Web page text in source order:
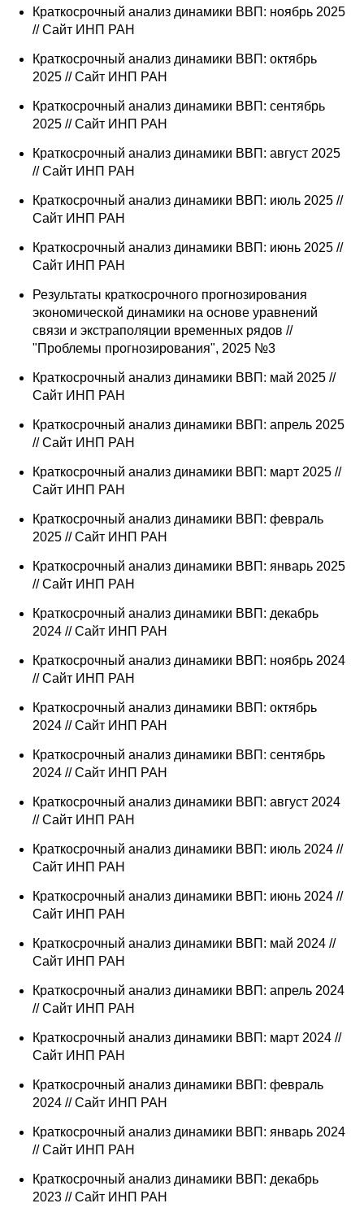
Выпуски
Общие требования
Стандарты оформления
Семинары
ЦДУ
Отрасли и регионы
Inforum
Ученый совет
Материалы
О совете
Квартальный прогноз
Краткосрочный прогноз
Оценка индекса промышленного
производства
Российская Система Климатического
экономика России»
Образование и карьера
Кафедра МФТИ
Кафедра МАДИ
Аспирантура
Об аспирантуре
Поступление
Нормативные документы
Диссертационный совет
О совете
Краткосрочный анализ динамики ВВП: ноябрь 2025
// Сайт ИНП РАН
Краткосрочный анализ динамики ВВП: октябрь
2025 // Сайт ИНП РАН
Краткосрочный анализ динамики ВВП: сентябрь
2025 // Сайт ИНП РАН
Краткосрочный анализ динамики ВВП: август 2025
// Сайт ИНП РАН
Краткосрочный анализ динамики ВВП: июль 2025 //
Сайт ИНП РАН
Краткосрочный анализ динамики ВВП: июнь 2025 //
Сайт ИНП РАН
Результаты краткосрочного прогнозирования
экономической динамики на основе уравнений
связи и экстраполяции временных рядов //
"Проблемы прогнозирования", 2025 №3
Краткосрочный анализ динамики ВВП: май 2025 //
Сайт ИНП РАН
Краткосрочный анализ динамики ВВП: апрель 2025
// Сайт ИНП РАН
Краткосрочный анализ динамики ВВП: март 2025 //
Сайт ИНП РАН
Краткосрочный анализ динамики ВВП: февраль
2025 // Сайт ИНП РАН
Краткосрочный анализ динамики ВВП: январь 2025
// Сайт ИНП РАН
Краткосрочный анализ динамики ВВП: декабрь
2024 // Сайт ИНП РАН
Краткосрочный анализ динамики ВВП: ноябрь 2024
// Сайт ИНП РАН
Краткосрочный анализ динамики ВВП: октябрь
2024 // Сайт ИНП РАН
Краткосрочный анализ динамики ВВП: сентябрь
2024 // Сайт ИНП РАН
Краткосрочный анализ динамики ВВП: август 2024
// Сайт ИНП РАН
Краткосрочный анализ динамики ВВП: июль 2024 //
Сайт ИНП РАН
Краткосрочный анализ динамики ВВП: июнь 2024 //
Сайт ИНП РАН
Краткосрочный анализ динамики ВВП: май 2024 //
Сайт ИНП РАН
Краткосрочный анализ динамики ВВП: апрель 2024
// Сайт ИНП РАН
Краткосрочный анализ динамики ВВП: март 2024 //
Сайт ИНП РАН
Краткосрочный анализ динамики ВВП: февраль
2024 // Сайт ИНП РАН
Краткосрочный анализ динамики ВВП: январь 2024
// Сайт ИНП РАН
Краткосрочный анализ динамики ВВП: декабрь
2023 // Сайт ИНП РАН